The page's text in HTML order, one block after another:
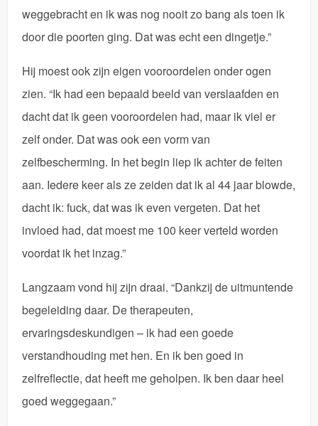
weggebracht en ik was nog nooit zo bang als toen ik
door die poorten ging. Dat was echt een dingetje.”
Hij moest ook zijn eigen vooroordelen onder ogen
zien. “Ik had een bepaald beeld van verslaafden en
dacht dat ik geen vooroordelen had, maar ik viel er
zelf onder. Dat was ook een vorm van
zelfbescherming. In het begin liep ik achter de feiten
aan. Iedere keer als ze zeiden dat ik al 44 jaar blowde,
dacht ik: fuck, dat was ik even vergeten. Dat het
invloed had, dat moest me 100 keer verteld worden
voordat ik het inzag.”
Langzaam vond hij zijn draai. “Dankzij de uitmuntende
begeleiding daar. De therapeuten,
ervaringsdeskundigen – ik had een goede
verstandhouding met hen. En ik ben goed in
zelfreflectie, dat heeft me geholpen. Ik ben daar heel
goed weggegaan.”